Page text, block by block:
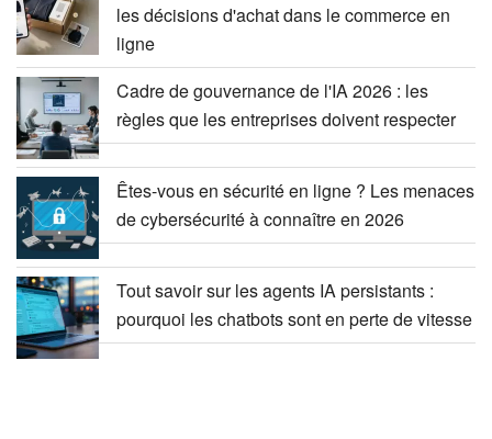
les décisions d'achat dans le commerce en
ligne
Cadre de gouvernance de l'IA 2026 : les
règles que les entreprises doivent respecter
Êtes-vous en sécurité en ligne ? Les menaces
de cybersécurité à connaître en 2026
Tout savoir sur les agents IA persistants :
pourquoi les chatbots sont en perte de vitesse